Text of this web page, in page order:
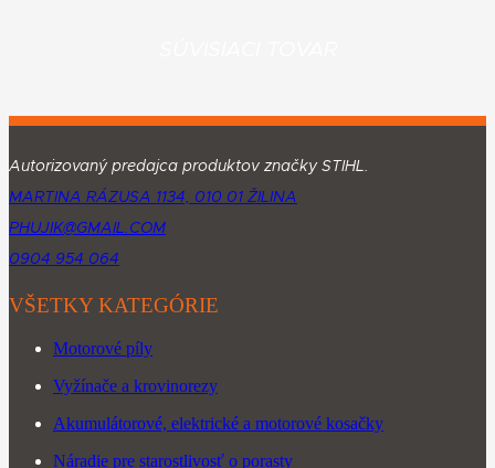
Autorizovaný predajca produktov značky STIHL.
MARTINA RÁZUSA 1134, 010 01 ŽILINA
PHUJIK@GMAIL.COM
0904 954 064
VŠETKY KATEGÓRIE
Motorové píly
Vyžínače a krovinorezy
Akumulátorové, elektrické a motorové kosačky
Náradie pre starostlivosť o porasty